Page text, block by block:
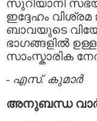
സുറിയാനി
ഇദ്ദേഹം
ബാവയുടെ
ഭാഗങ്ങളില്‍
സാംസ്കാരിക
- എസ്. കുമാര്‍
അനുബന്ധ